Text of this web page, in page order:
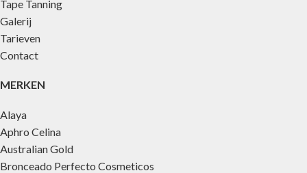
Tape Tanning
Galerij
Tarieven
Contact
MERKEN
Alaya
Aphro Celina
Australian Gold
Bronceado Perfecto Cosmeticos